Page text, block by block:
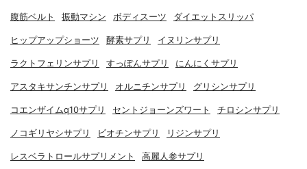
腹筋ベルト 振動マシン ボディスーツ ダイエットスリッパ
ヒップアップショーツ 酵素サプリ イヌリンサプリ
ラクトフェリンサプリ すっぽんサプリ にんにくサプリ
アスタキサンチンサプリ オルニチンサプリ グリシンサプリ
コエンザイムq10サプリ セントジョーンズワート チロシンサプリ
ノコギリヤシサプリ ビオチンサプリ リジンサプリ
レスベラトロールサプリメント 高麗人参サプリ